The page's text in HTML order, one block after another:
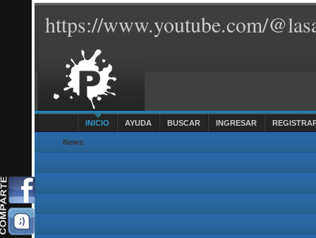
https://www.youtube.com/
INICIO AYUDA BUSCAR INGRESAR
News: